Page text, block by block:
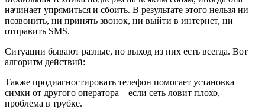
начинает упрямиться и сбоить. В результате этого нельзя ни
позвонить, ни принять звонок, ни выйти в интернет, ни
отправить SMS.
Ситуации бывают разные, но выход из них есть всегда. Вот
алгоритм действий:
Также продиагностировать телефон помогает установка
симки от другого оператора – если сеть ловит плохо,
проблема в трубке.